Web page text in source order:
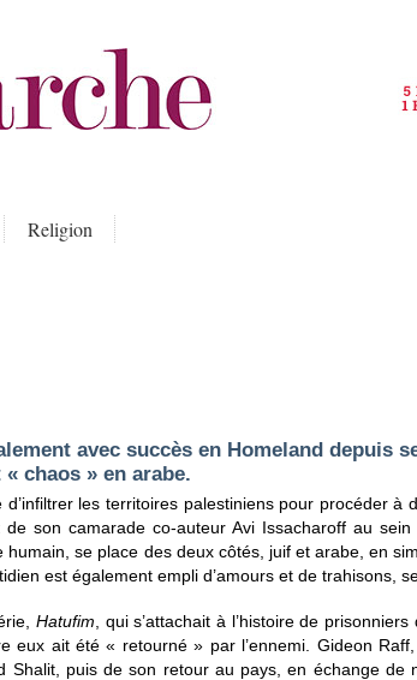
Religion
avec succès en Homeland depuis
chaos » en arabe.
d’infiltrer les territoires palestiniens pour procéder
son camarade co-auteur Avi Issacharoff au sein
se place des deux côtés, juif et arabe, en
est également empli d’amours et de trahisons,
Hatufim , qui s’attachait à l’histoire de
eux ait été « retourné » par l’ennemi. Gideon
puis de son retour au pays, en échange de